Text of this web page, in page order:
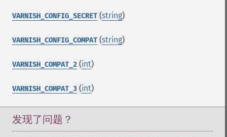
VARNISH_CONFIG_SECRET (string)
VARNISH_CONFIG_COMPAT (string)
VARNISH_COMPAT_2 (int)
VARNISH_COMPAT_3 (int)
发现了问题？